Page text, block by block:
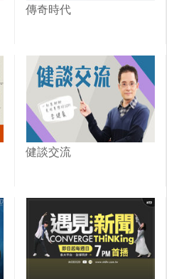
傳奇時代
健談交流